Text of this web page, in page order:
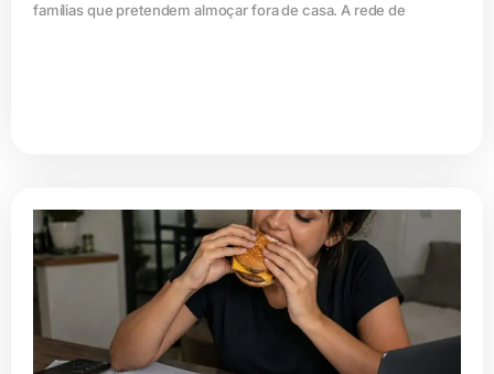
famílias que pretendem almoçar fora de casa. A rede de